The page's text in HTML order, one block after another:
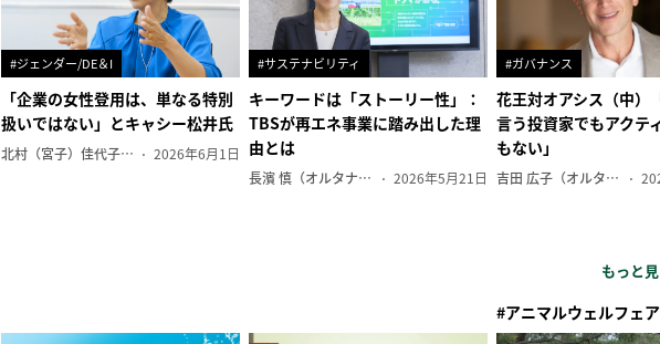
#ジェンダー/DE＆I
「企業の女性登用は、単なる特別
扱いではない」とキャシー松井氏
北村（宮子）佳代子（オルタナ輪番編集長） 2026年6月1日
#サステナビリティ
キーワードは「ストーリー性」：
TBSが再エネ事業に踏み出した理
由とは
長濱 慎（オルタナ副編集長） 2026年5月21日
#ガバナンス
花王対オアシス（中）
言う投資家でもアクテ
もない」
吉田 広子（オルタナ輪番編集長）
もっと
#アニマルウェルフェア